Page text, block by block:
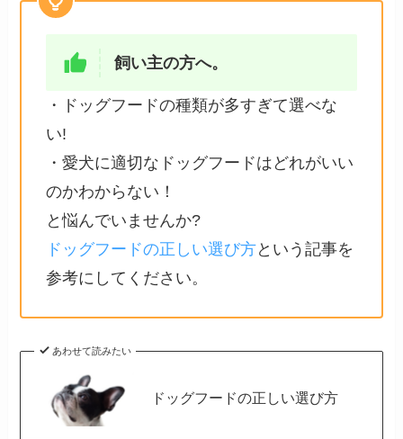
飼い主の方へ。
・ドッグフードの種類が多すぎて選べな
い!
・愛犬に適切なドッグフードはどれがいい
のかわからない！
と悩んでいませんか?
ドッグフードの正しい選び方という記事を
参考にしてください。
あわせて読みたい
ドッグフードの正しい選び方